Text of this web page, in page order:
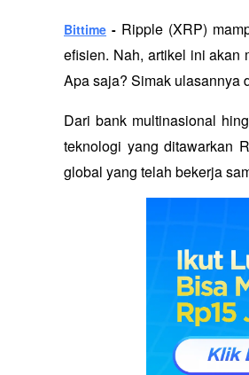
Bittime - Ripple (XRP)
efisien. Nah, artikel ini akan
Apa saja? Simak ulasannya
Dari bank multinasional
teknologi yang ditawarkan
global yang telah bekerja